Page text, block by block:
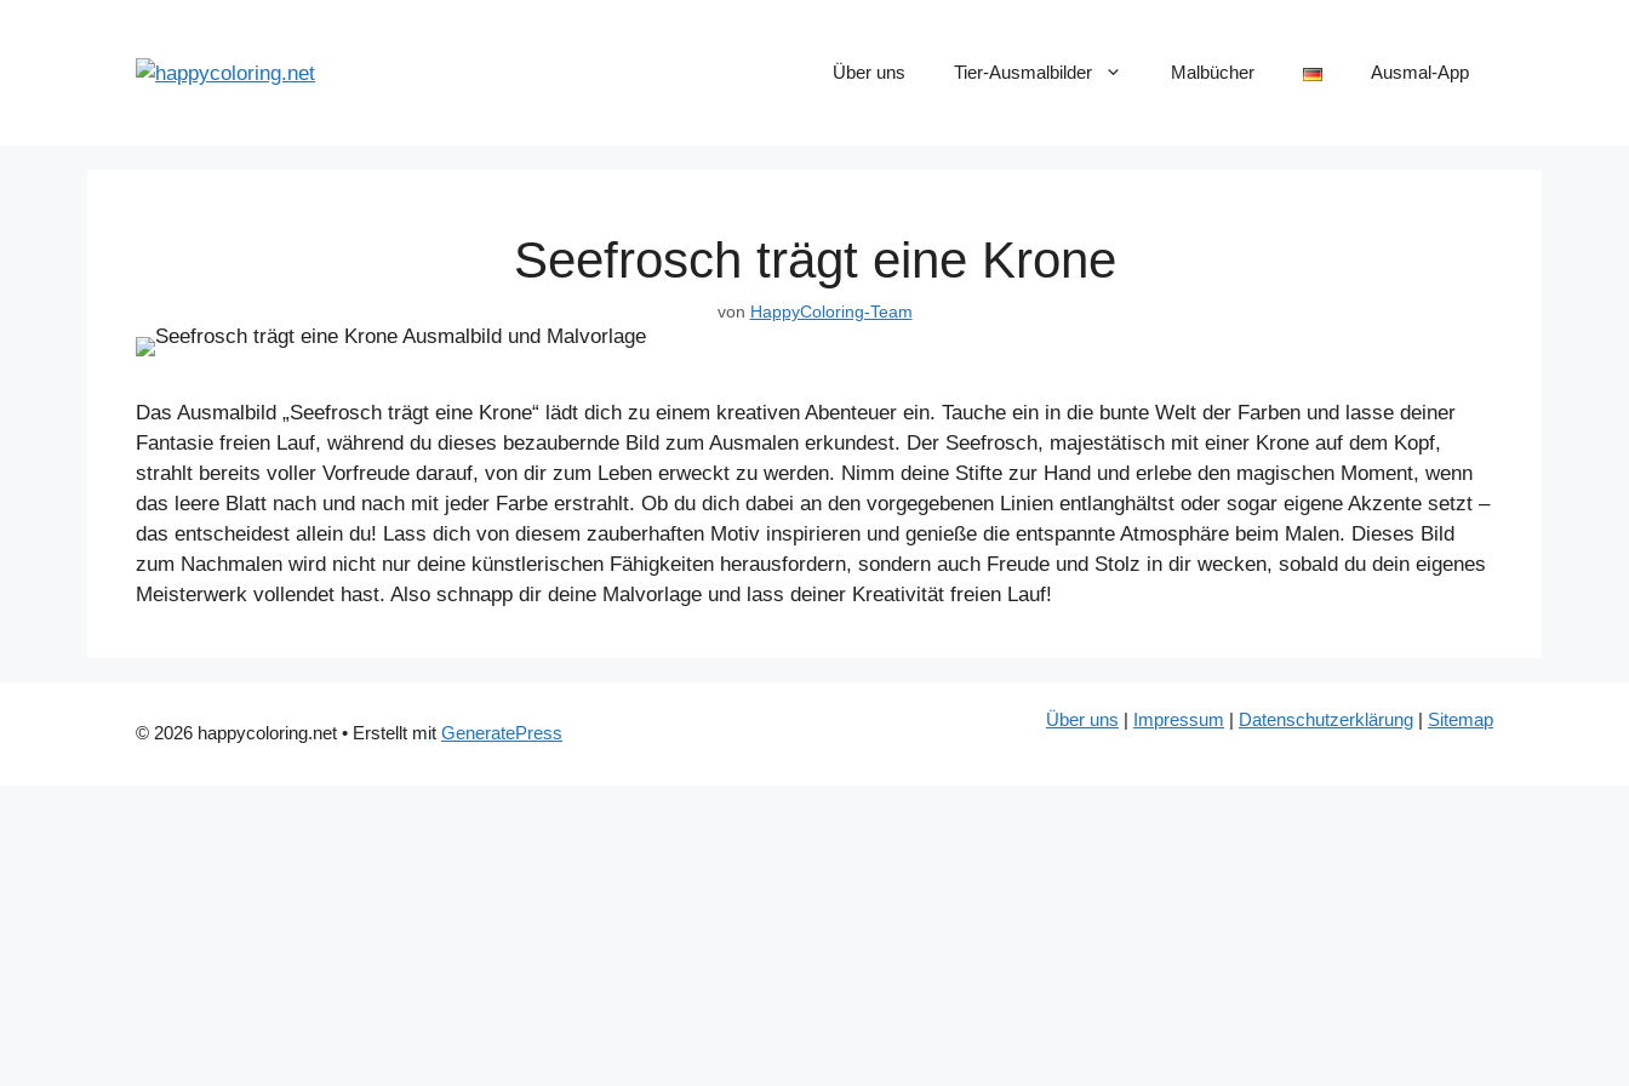
Über uns Tier-Ausmalbilder Malbücher Ausmal-App
Seefrosch trägt eine Krone
von HappyColoring-Team
Das Ausmalbild „Seefrosch trägt eine Krone“ lädt dich zu einem kreativen Abenteuer ein. Tauche ein in die bunte Welt der Farben und lasse deiner
Fantasie freien Lauf, während du dieses bezaubernde Bild zum Ausmalen erkundest. Der Seefrosch, majestätisch mit einer Krone auf dem Kopf,
strahlt bereits voller Vorfreude darauf, von dir zum Leben erweckt zu werden. Nimm deine Stifte zur Hand und erlebe den magischen Moment, wenn
das leere Blatt nach und nach mit jeder Farbe erstrahlt. Ob du dich dabei an den vorgegebenen Linien entlanghältst oder sogar eigene Akzente setzt –
das entscheidest allein du! Lass dich von diesem zauberhaften Motiv inspirieren und genieße die entspannte Atmosphäre beim Malen. Dieses Bild
zum Nachmalen wird nicht nur deine künstlerischen Fähigkeiten herausfordern, sondern auch Freude und Stolz in dir wecken, sobald du dein eigenes
Meisterwerk vollendet hast. Also schnapp dir deine Malvorlage und lass deiner Kreativität freien Lauf!
Über uns | Impressum | Datenschutzerklärung | Sitemap
© 2026 happycoloring.net • Erstellt mit GeneratePress